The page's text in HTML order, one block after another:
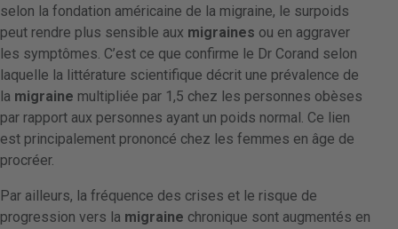
selon la fondation américaine de la migraine, le surpoids
peut rendre plus sensible aux migraines ou en aggraver
les symptômes. C’est ce que confirme le Dr Corand selon
laquelle la littérature scientifique décrit une prévalence de
la migraine multipliée par 1,5 chez les personnes obèses
par rapport aux personnes ayant un poids normal. Ce lien
est principalement prononcé chez les femmes en âge de
procréer.
Par ailleurs, la fréquence des crises et le risque de
progression vers la migraine chronique sont augmentés en